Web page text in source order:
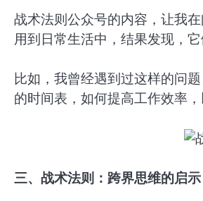
战术法则公众号的内容，让我
用到日常生活中，结果发现，
比如，我曾经遇到过这样的问
的时间表，如何提高工作效率
三、战术法则：跨界思维的启示